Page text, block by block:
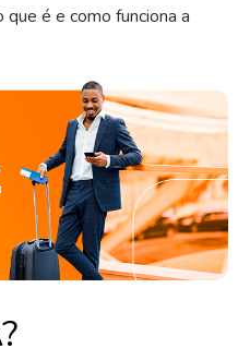
é e como funciona a